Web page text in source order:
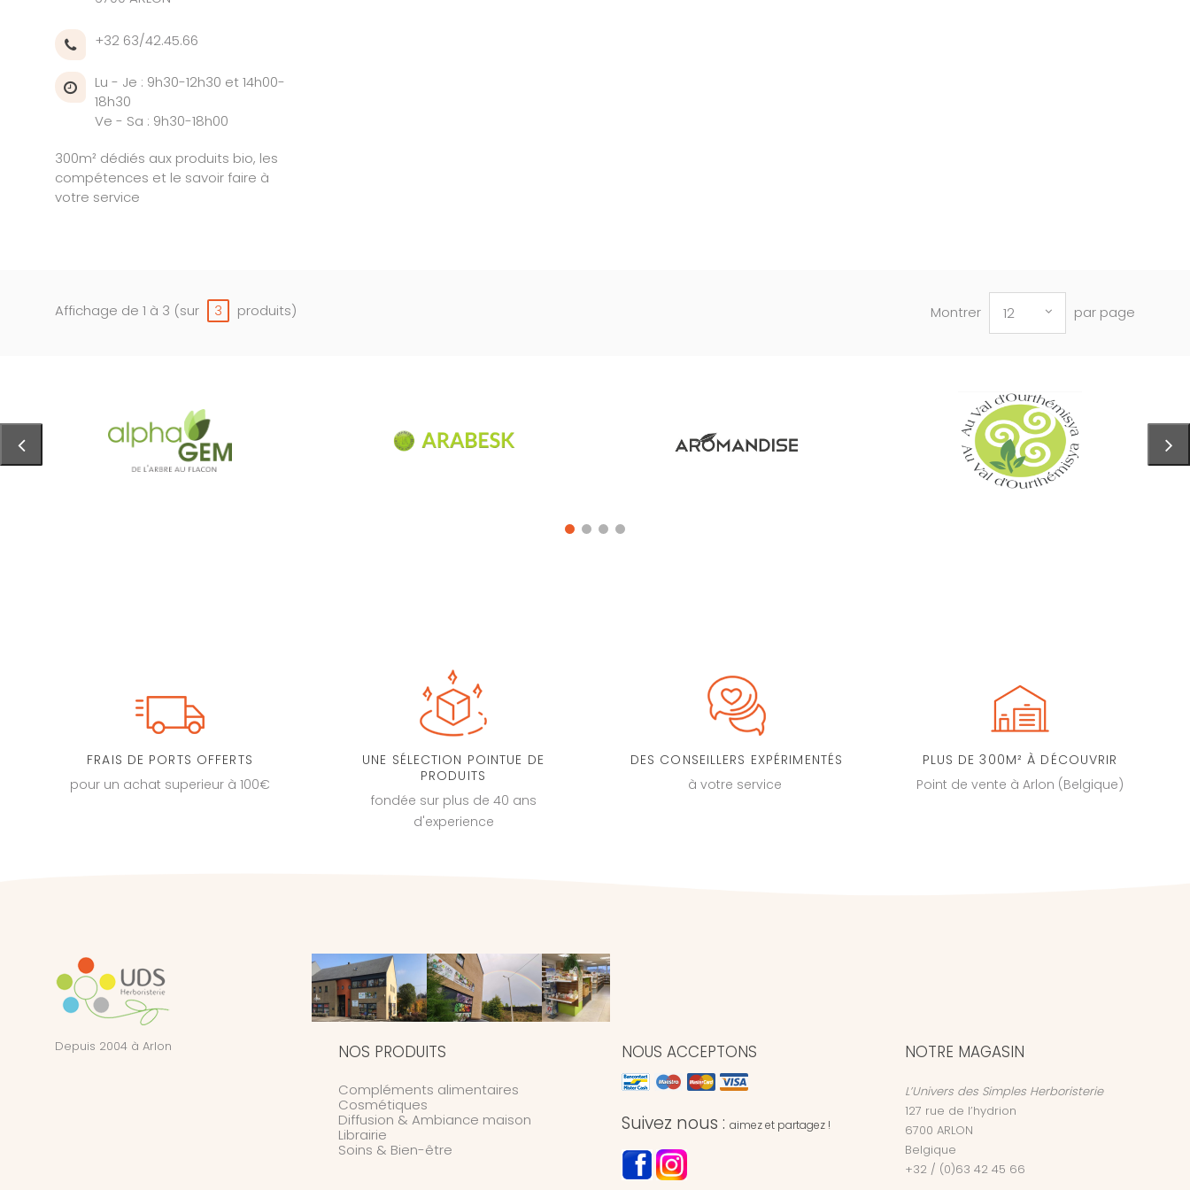
+32 63/42.45.66
Lu - Je : 9h30-12h30 et 14h00-
18h30
Ve - Sa : 9h30-18h00
300m² dédiés aux produits bio, les
compétences et le savoir faire à
votre service
Affichage de 1 à 3 (sur 3 produits) Montrer 12 par page
FRAIS DE PORTS OFFERTS
pour un achat superieur à 100€
UNE SÉLECTION POINTUE DE
PRODUITS
fondée sur plus de 40 ans
d'experience
DES CONSEILLERS EXPÉRIMENTÉS
à votre service
PLUS DE 300M² À DÉCOUVRIR
Point de vente à Arlon (Belgique)
Depuis 2004 à Arlon NOS PRODUITS
Compléments alimentaires
Cosmétiques
Diffusion & Ambiance maison
Librairie
Soins & Bien-être
NOUS ACCEPTONS
Suivez nous : aimez et partagez !
NOTRE MAGASIN
L’Univers des Simples Herboristerie
127 rue de l’hydrion
6700 ARLON
Belgique
+32 / (0)63 42 45 66